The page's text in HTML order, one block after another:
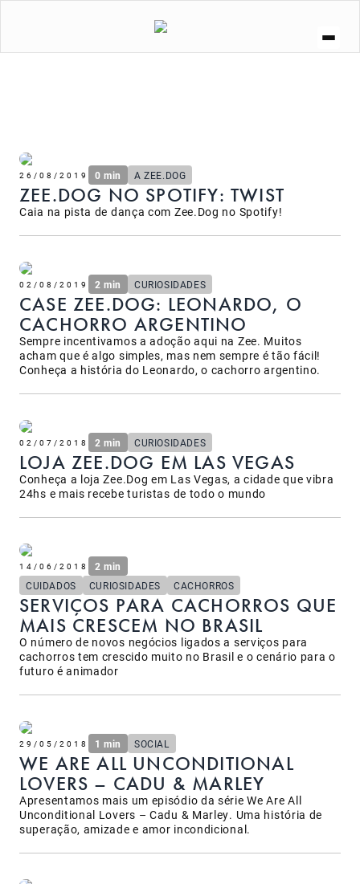
26/08/2019 0 min A ZEE.DOG
ZEE.DOG NO SPOTIFY: TWIST
Caia na pista de dança com Zee.Dog no Spotify!
02/08/2019 2 min CURIOSIDADES
CASE ZEE.DOG: LEONARDO, O
CACHORRO ARGENTINO
Sempre incentivamos a adoção aqui na Zee. Muitos
acham que é algo simples, mas nem sempre é tão fácil!
Conheça a história do Leonardo, o cachorro argentino.
02/07/2018 2 min CURIOSIDADES
LOJA ZEE.DOG EM LAS VEGAS
Conheça a loja Zee.Dog em Las Vegas, a cidade que vibra
24hs e mais recebe turistas de todo o mundo
14/06/2018
2 min
CUIDADOS
CURIOSIDADES CACHORROS
SERVIÇOS PARA CACHORROS QUE
MAIS CRESCEM NO BRASIL
O número de novos negócios ligados a serviços para
cachorros tem crescido muito no Brasil e o cenário para o
futuro é animador
29/05/2018 1 min SOCIAL
WE ARE ALL UNCONDITIONAL
LOVERS – CADU & MARLEY
Apresentamos mais um episódio da série We Are All
Unconditional Lovers – Cadu & Marley. Uma história de
superação, amizade e amor incondicional.